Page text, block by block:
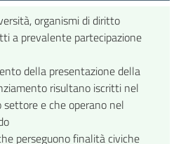
organismi di diritto
a prevalente partecipazione
della presentazione della
risultano iscritti nel
e che operano nel
perseguono finalità civiche